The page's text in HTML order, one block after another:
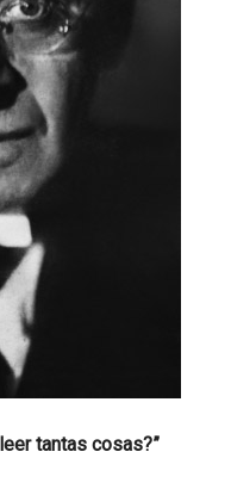
tantas cosas?”